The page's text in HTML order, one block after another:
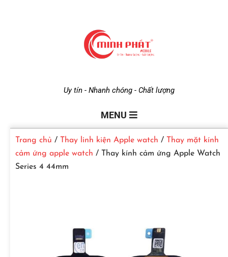
i
n
Uy tín - Nhanh chóng - Chất lượng
MENU
Trang chủ / Thay linh kiện Apple watch /
Thay mặt kính
cảm ứng apple watch / Thay kính cảm ứng Apple Watch
Series 4 44mm